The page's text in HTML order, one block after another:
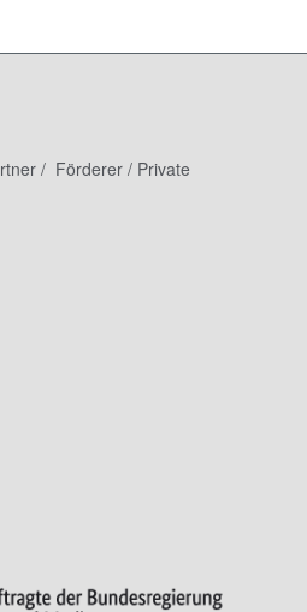
/ Förderer / Private